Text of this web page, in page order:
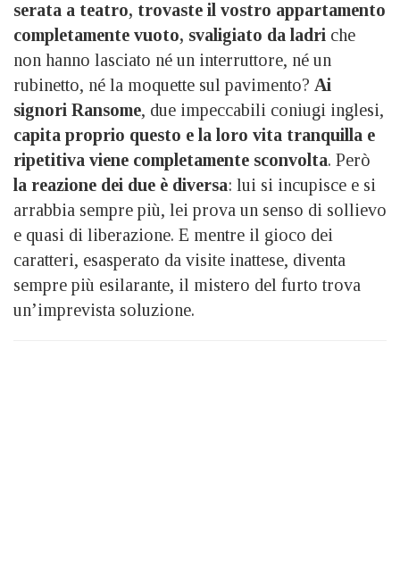
serata a teatro, trovaste il vostro appartamento
completamente vuoto, svaligiato da ladri che
non hanno lasciato né un interruttore, né un
rubinetto, né la moquette sul pavimento? Ai
signori Ransome, due impeccabili coniugi inglesi,
capita proprio questo e la loro vita tranquilla e
ripetitiva viene completamente sconvolta. Però
la reazione dei due è diversa: lui si incupisce e si
arrabbia sempre più, lei prova un senso di sollievo
e quasi di liberazione. E mentre il gioco dei
caratteri, esasperato da visite inattese, diventa
sempre più esilarante, il mistero del furto trova
un’imprevista soluzione.